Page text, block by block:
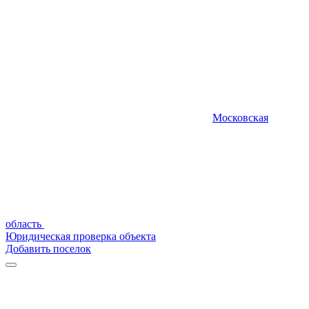
Московская
область
Юридическая проверка объекта
Добавить поселок